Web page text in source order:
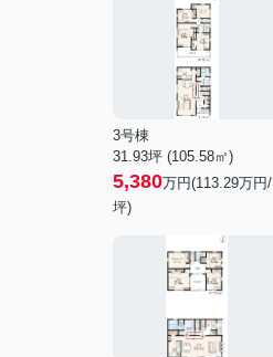
3号棟
31.93坪 (105.58㎡)
5,380万円(113.29万円/
坪)